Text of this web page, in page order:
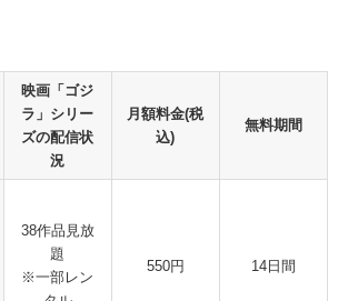
映画「ゴジ
ラ」シリー
ズの配信状
況
月額料金(税
込)
無料期間
38作品見放
題
※一部レン
550円 14日間